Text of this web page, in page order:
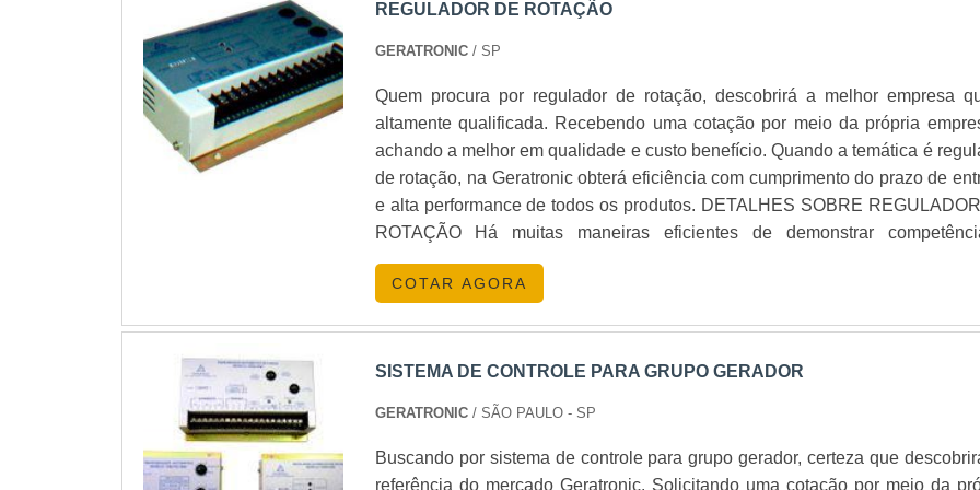
REGULADOR DE ROTAÇÃO
GERATRONIC/ SP
Quem procura por regulador de rotação, descobrirá a melhor empresa
altamente qualificada. Recebendo uma cotação por meio da própria
achando a melhor em qualidade e custo benefício. Quando a temática é regulador
de rotação, na Geratronic obterá eficiência com cumprimento do prazo de
e alta performance de todos os produtos. DETALHES SOBRE REGULADOR DE
ROTAÇÃO Há muitas maneiras eficientes de demonstrar competência e
excelência em sua área de atuação. A Geratronic foca sua estratégia em
uma estrutura com: Tecnologia de ponta; Escritório de alta qualidade onde são
regulador de rotação, deve-se ter a exatidão em orçar com empresas que
passam despercebidos e podem gerar prejuízo futuros para os clientes. Tudo isso
que já foi explorado é a razão pela qual a Geratronic é responsável
fala do segmento de equipamentos para grupos geradores
COTAR AGORA
SISTEMA DE CONTROLE PARA GRUPO GERADOR
GERATRONIC/ SÃO PAULO - SP
Buscando por sistema de controle para grupo gerador, certeza que
referência do mercado Geratronic. Solicitando uma cotação por meio da